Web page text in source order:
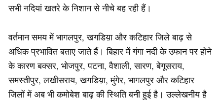
सभी नदियां खतरे के निशान से नीचे बह रही हैं।
वर्तमान समय में भागलपुर, खगडिय़ा और कटिहार जिले बाढ़ से
अधिक प्रभावित बताए जाते हैं। बिहार में गंगा नदी के उफान पर होने
के कारण बक्सर, भोजपुर, पटना, वैशाली, सारण, बेगूसराय,
समस्तीपुर, लखीसराय, खगडिय़ा, मुंगेर, भागलपुर और कटिहार
जिलों में अब भी कमोबेश बाढ़ की स्थिति बनी हुई है। उल्लेखनीय है